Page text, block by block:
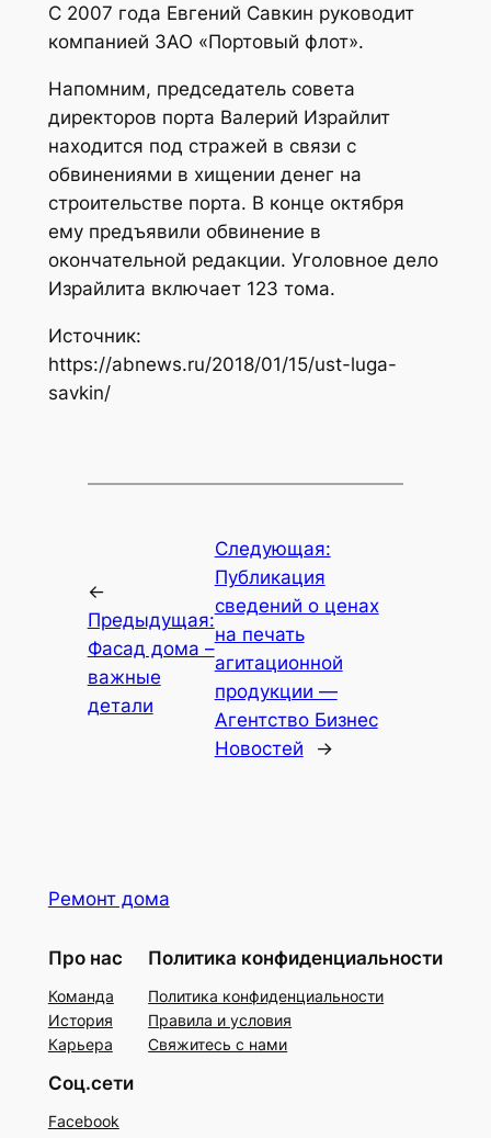
С 2007 года Евгений Савкин руководит
компанией ЗАО «Портовый флот».
Напомним, председатель совета
директоров порта Валерий Израйлит
находится под стражей в связи с
обвинениями в хищении денег на
строительстве порта. В конце октября
ему предъявили обвинение в
окончательной редакции. Уголовное дело
Израйлита включает 123 тома.
Источник:
https://abnews.ru/2018/01/15/ust-luga-
savkin/
←
Предыдущая:
Фасад дома –
важные
детали
Следующая:
Публикация
сведений о ценах
на печать
агитационной
продукции —
Агентство Бизнес
Новостей
→
Ремонт дома
Про нас
Команда
История
Карьера
Политика конфиденциальности
Политика конфиденциальности
Правила и условия
Свяжитесь с нами
Соц.сети
Facebook